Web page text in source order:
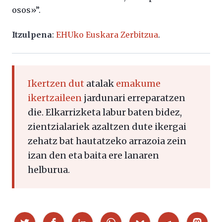
osos»”.
Itzulpena: EHUko Euskara Zerbitzua.
Ikertzen dut atalak emakume
ikertzaileen jardunari erreparatzen
die. Elkarrizketa labur baten bidez,
zientzialariek azaltzen dute ikergai
zehatz bat hautatzeko arrazoia zein
izan den eta baita ere lanaren
helburua.
Partekatu